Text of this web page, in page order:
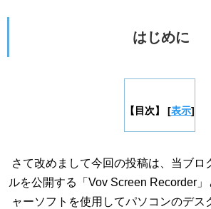
はじめに
【目次】 [表示]
さて改めまして今回の投稿は、当ブロ
ルを公開する「Vov Screen Recorder
ャーソフトを使用してパソコンのデス